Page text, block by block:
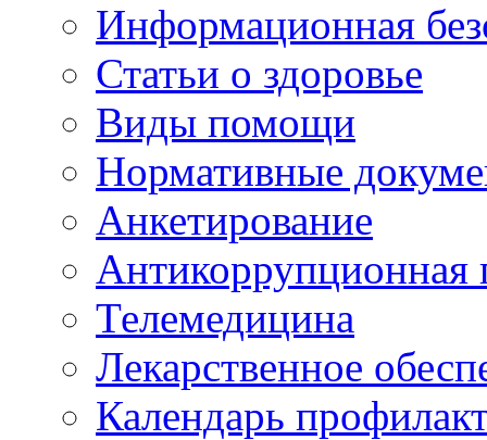
Информационная
Статьи о здоровье
Виды помощи
Нормативные
Анкетирование
Антикоррупционная
Телемедицина
Лекарственное
Календарь